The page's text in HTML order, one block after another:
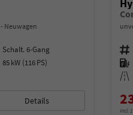
Neuwagen
Schalt. 6-Gang
85 kW (116 PS)
Details
Fahrzeugnummer
Kraftstoff
Kilometerstand
incl.